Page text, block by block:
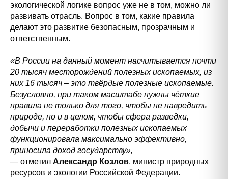
экологической логике вопрос уже не в том, можно ли
развивать отрасль. Вопрос в том, какие правила
делают это развитие безопасным, прозрачным и
ответственным.
«В России на данный момент насчитывается почти
20 тысяч месторождений полезных ископаемых, из
них 16 тысяч – это твёрдые полезные ископаемые.
Безусловно, при таком масштабе нужны чёткие
правила не только для того, чтобы не навредить
природе, но и в целом, чтобы сфера разведки,
добычи и переработки полезных ископаемых
функционировала максимально эффективно,
приносила доход государству»,
— отметил Александр Козлов, министр природных
ресурсов и экологии Российской Федерации.